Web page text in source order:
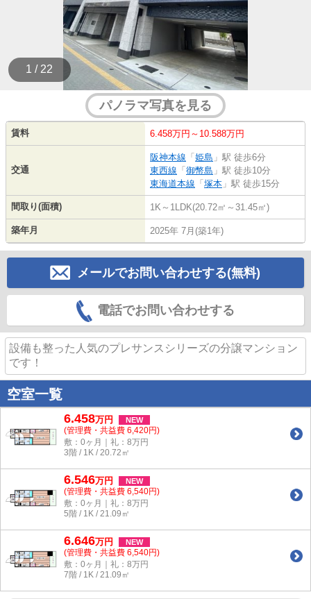
1 / 22
パノラマ写真を見る
賃料 6.458万円～10.588万円
交通
阪神本線 「 姫島 」駅 徒歩6分
東西線 「 御幣島 」駅 徒歩10分
東海道本線 「 塚本 」駅 徒歩15分
間取り(面積) 1K～1LDK(20.72㎡～31.45㎡)
築年月 2025年 7月(築1年)
メールでお問い合わせする(無料)
電話でお問い合わせする
設備も整った人気のプレサンスシリーズの分譲マンション
です！
空室一覧
6.458万円 NEW
(管理費・共益費 6,420円)
敷：0ヶ月｜礼：8万円
3階 / 1K / 20.72㎡
6.546万円 NEW
(管理費・共益費 6,540円)
敷：0ヶ月｜礼：8万円
5階 / 1K / 21.09㎡
6.646万円 NEW
(管理費・共益費 6,540円)
敷：0ヶ月｜礼：8万円
7階 / 1K / 21.09㎡